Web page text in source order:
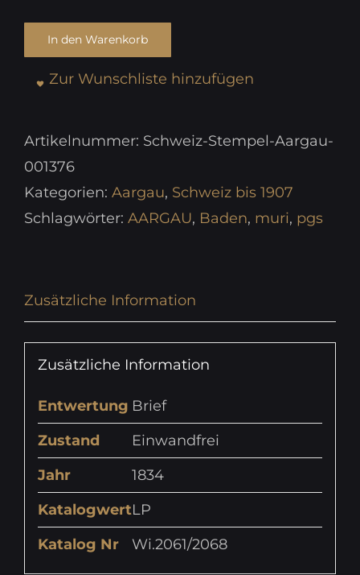
In den Warenkorb
Zur Wunschliste hinzufügen
Artikelnummer: Schweiz-Stempel-Aargau-
001376
Kategorien: Aargau, Schweiz bis 1907
Schlagwörter: AARGAU, Baden, muri, pgs
Zusätzliche Information
Zusätzliche Information
Entwertung Brief
Zustand
Einwandfrei
Jahr
1834
KatalogwertLP
Katalog Nr
Wi.2061/2068